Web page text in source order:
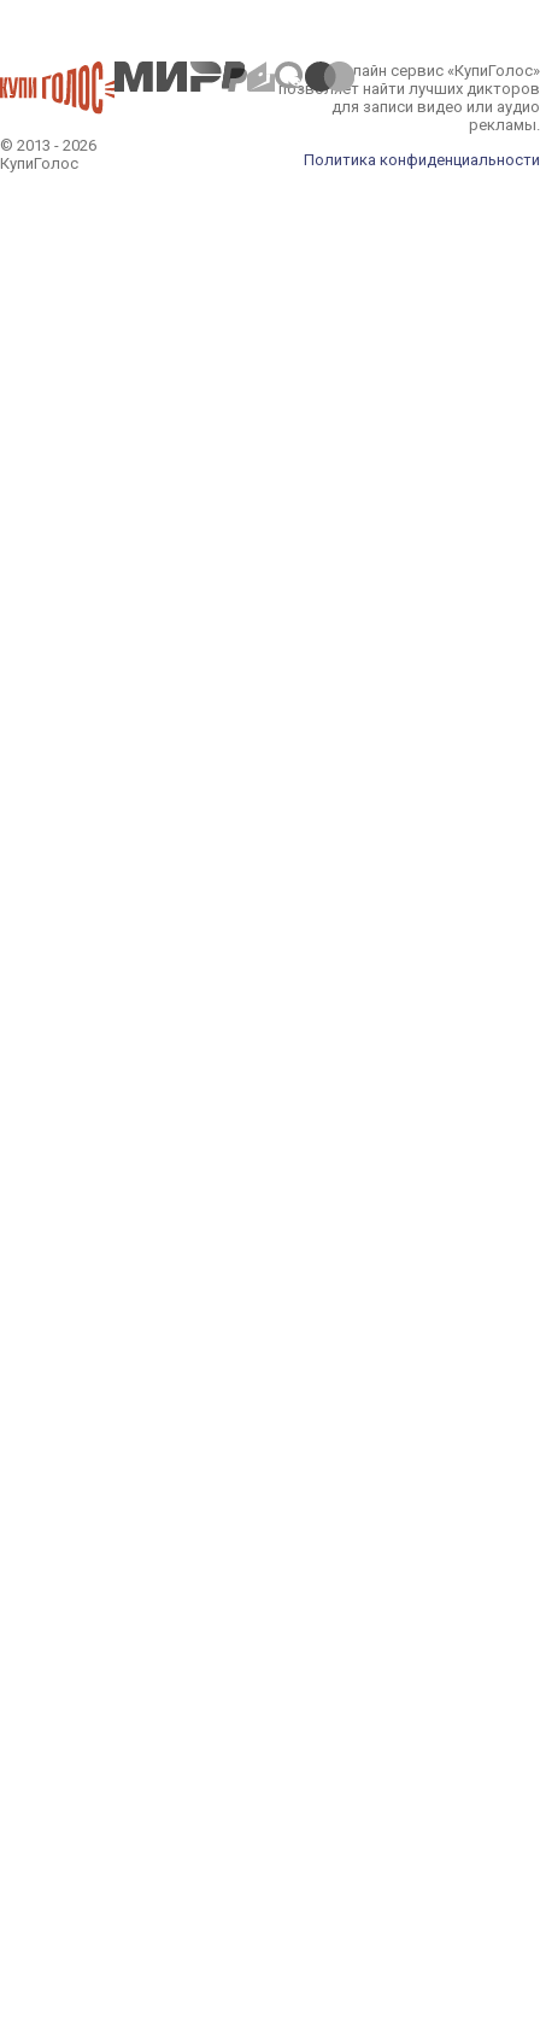
© 2013 - 2026
КупиГолос
Онлайн сервис «КупиГолос»
позволяет найти лучших дикторов
для записи видео или аудио
рекламы.
Политика конфиденциальности